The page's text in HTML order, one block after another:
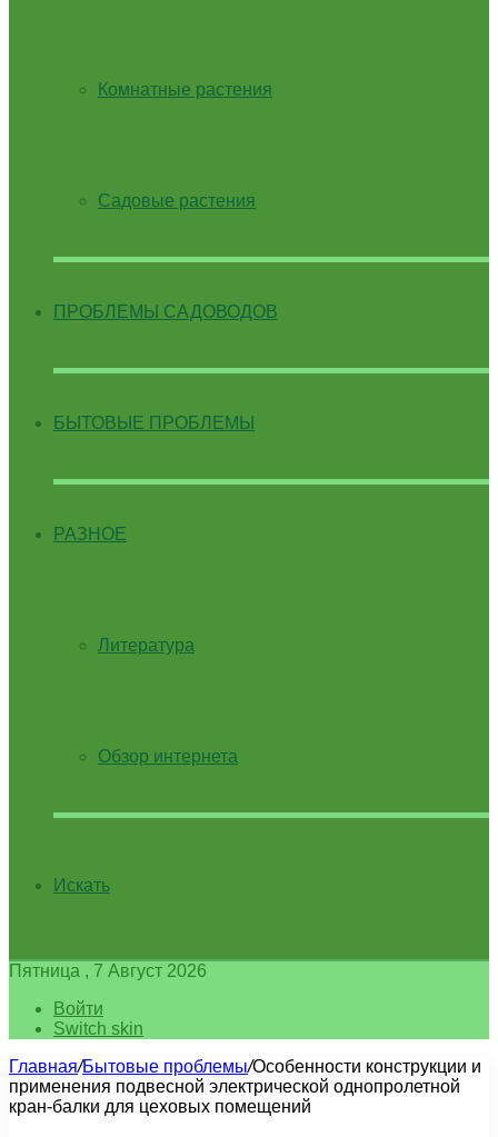
Комнатные растения
Садовые растения
ПРОБЛЕМЫ САДОВОДОВ
БЫТОВЫЕ ПРОБЛЕМЫ
РАЗНОЕ
Литература
Обзор интернета
Искать
Пятница , 7 Август 2026
Войти
Switch skin
Главная/Бытовые проблемы/Особенности конструкции и
применения подвесной электрической однопролетной
кран-балки для цеховых помещений